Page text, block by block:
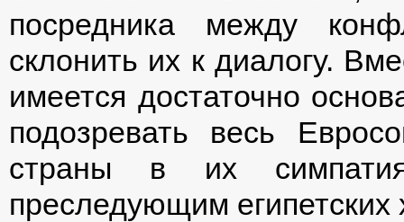
посредника между
склонить их к диалогу.
имеется достаточно
подозревать весь
страны в их
преследующим египетских